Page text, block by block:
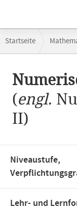
Navigation
Startseite
(engl.
II)
Niveaustufe,
Lehr- und